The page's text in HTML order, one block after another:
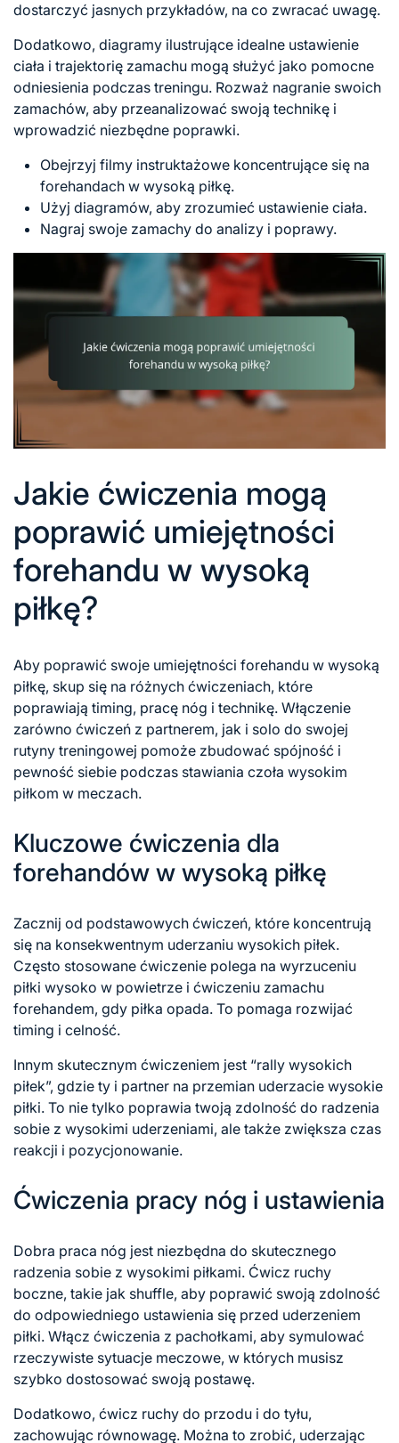
dostarczyć jasnych przykładów, na co zwracać uwagę.
Dodatkowo, diagramy ilustrujące idealne ustawienie
ciała i trajektorię zamachu mogą służyć jako pomocne
odniesienia podczas treningu. Rozważ nagranie swoich
zamachów, aby przeanalizować swoją technikę i
wprowadzić niezbędne poprawki.
Obejrzyj filmy instruktażowe koncentrujące się na
forehandach w wysoką piłkę.
Użyj diagramów, aby zrozumieć ustawienie ciała.
Nagraj swoje zamachy do analizy i poprawy.
Jakie ćwiczenia mogą
poprawić umiejętności
forehandu w wysoką
piłkę?
Aby poprawić swoje umiejętności forehandu w wysoką
piłkę, skup się na różnych ćwiczeniach, które
poprawiają timing, pracę nóg i technikę. Włączenie
zarówno ćwiczeń z partnerem, jak i solo do swojej
rutyny treningowej pomoże zbudować spójność i
pewność siebie podczas stawiania czoła wysokim
piłkom w meczach.
Kluczowe ćwiczenia dla
forehandów w wysoką piłkę
Zacznij od podstawowych ćwiczeń, które koncentrują
się na konsekwentnym uderzaniu wysokich piłek.
Często stosowane ćwiczenie polega na wyrzuceniu
piłki wysoko w powietrze i ćwiczeniu zamachu
forehandem, gdy piłka opada. To pomaga rozwijać
timing i celność.
Innym skutecznym ćwiczeniem jest “rally wysokich
piłek”, gdzie ty i partner na przemian uderzacie wysokie
piłki. To nie tylko poprawia twoją zdolność do radzenia
sobie z wysokimi uderzeniami, ale także zwiększa czas
reakcji i pozycjonowanie.
Ćwiczenia pracy nóg i ustawienia
Dobra praca nóg jest niezbędna do skutecznego
radzenia sobie z wysokimi piłkami. Ćwicz ruchy
boczne, takie jak shuffle, aby poprawić swoją zdolność
do odpowiedniego ustawienia się przed uderzeniem
piłki. Włącz ćwiczenia z pachołkami, aby symulować
rzeczywiste sytuacje meczowe, w których musisz
szybko dostosować swoją postawę.
Dodatkowo, ćwicz ruchy do przodu i do tyłu,
zachowując równowagę. Można to zrobić, uderzając